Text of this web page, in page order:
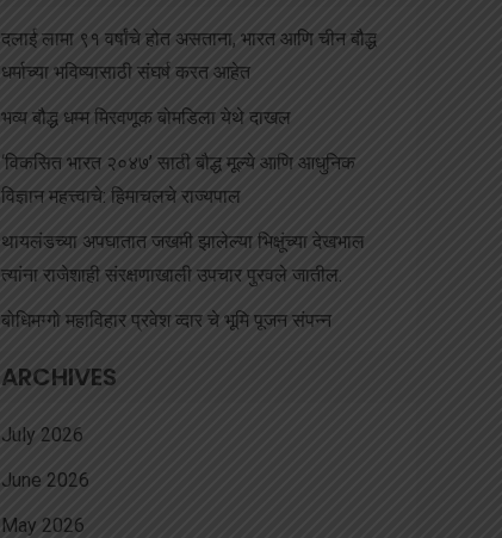
दलाई लामा ९१ वर्षांचे होत असताना, भारत आणि चीन बौद्ध
धर्माच्या भविष्यासाठी संघर्ष करत आहेत
भव्य बौद्ध धम्म मिरवणूक बोमडिला येथे दाखल
‘विकसित भारत २०४७’ साठी बौद्ध मूल्ये आणि आधुनिक
विज्ञान महत्त्वाचे: हिमाचलचे राज्यपाल
थायलंडच्या अपघातात जखमी झालेल्या भिक्षूंच्या देखभाल
त्यांना राजेशाही संरक्षणाखाली उपचार पुरवले जातील.
बोधिमग्गो महाविहार प्रवेश व्दार चे भूमि पूजन संपन्न
ARCHIVES
July 2026
June 2026
May 2026